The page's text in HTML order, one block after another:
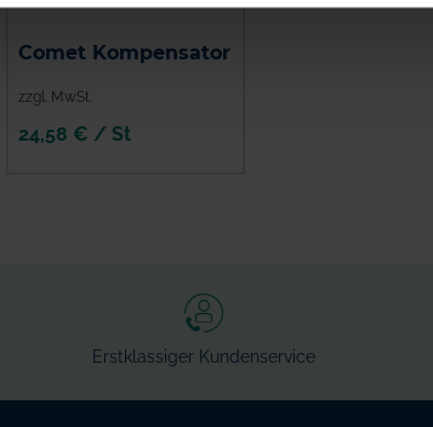
Comet Kompensator
zzgl. MwSt.
24,58 € / St
Erstklassiger Kundenservice